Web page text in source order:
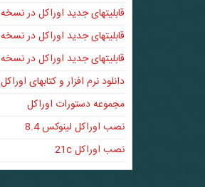
قابلیتهای جدید اوراکل در نسخه 19c
قابلیتهای جدید اوراکل در نسخه 18c
قابلیتهای جدید اوراکل در نسخه 12c
دانلود نرم افزار و کتابهای اوراکل
مجموعه دستورات اوراکل
نصب اوراکل لینوکس 8.4
نصب اوراکل 21c